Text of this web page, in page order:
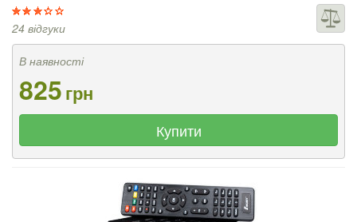
24 відгуки
В наявності
825грн
Купити